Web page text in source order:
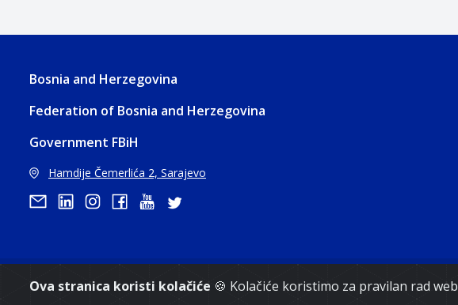
Ova stranica koristi kolačiće 🍪 Kolačiće koristimo za pravilan rad
Bosnia and Herzegovina
Federation of Bosnia and Herzegovina
Government FBiH
Hamdije Čemerlića 2, Sarajevo
Copyright 2021.